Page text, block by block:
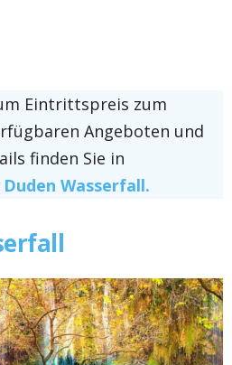
Eintrittspreis zum
Angeboten und
finden Sie in
Duden Wasserfall.